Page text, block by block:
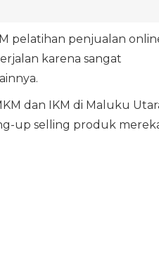
pelatihan penjualan
karena sangat
dan IKM di Maluku
up selling produk